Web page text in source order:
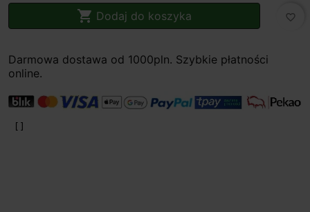
 Dodaj do koszyka favorite_border
Darmowa dostawa od 1000pln. Szybkie płatności
online.